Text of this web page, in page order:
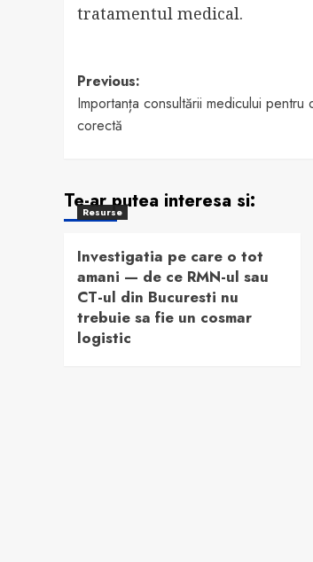
tratamentul medical.
Post
navigation
Previous:
Importanța consultării medicului pentru
corectă
Te-ar putea interesa si:
Resurse
Investigatia pe care o tot
amani — de ce RMN-ul sau
CT-ul din Bucuresti nu
trebuie sa fie un cosmar
logistic